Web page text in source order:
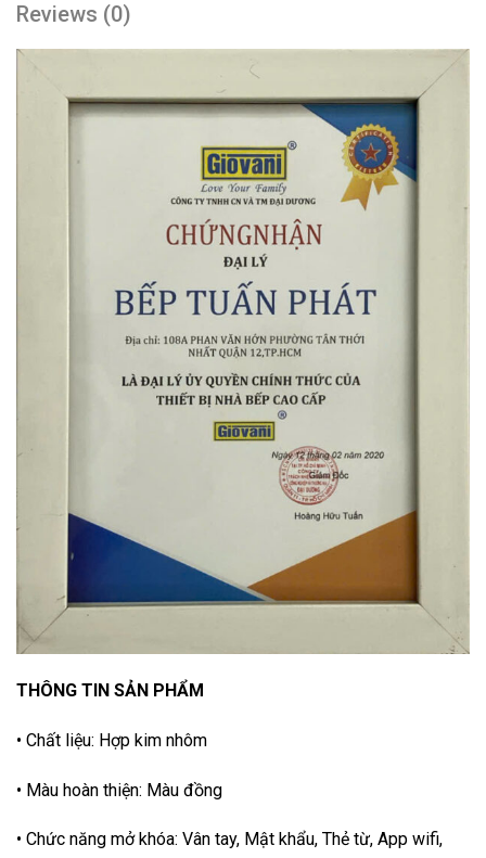
Reviews (0)
THÔNG TIN SẢN PHẨM
• Chất liệu: Hợp kim nhôm
• Màu hoàn thiện: Màu đồng
• Chức năng mở khóa: Vân tay, Mật khẩu, Thẻ từ, App wifi,